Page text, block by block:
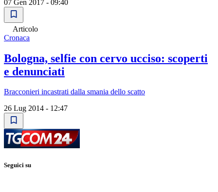
07 Gen 2017 - 09:40
Articolo
Cronaca
Bologna, selfie con cervo ucciso: scoperti
e denunciati
Bracconieri incastrati dalla smania dello scatto
26 Lug 2014 - 12:47
Seguici su